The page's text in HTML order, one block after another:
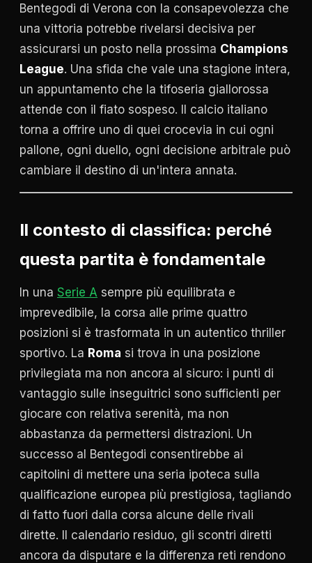
Bentegodi di Verona con la consapevolezza che
una vittoria potrebbe rivelarsi decisiva per
assicurarsi un posto nella prossima Champions
League. Una sfida che vale una stagione intera,
un appuntamento che la tifoseria giallorossa
attende con il fiato sospeso. Il calcio italiano
torna a offrire uno di quei crocevia in cui ogni
pallone, ogni duello, ogni decisione arbitrale può
cambiare il destino di un'intera annata.
Il contesto di classifica: perché
questa partita è fondamentale
In una Serie A sempre più equilibrata e
imprevedibile, la corsa alle prime quattro
posizioni si è trasformata in un autentico thriller
sportivo. La Roma si trova in una posizione
privilegiata ma non ancora al sicuro: i punti di
vantaggio sulle inseguitrici sono sufficienti per
giocare con relativa serenità, ma non
abbastanza da permettersi distrazioni. Un
successo al Bentegodi consentirebbe ai
capitolini di mettere una seria ipoteca sulla
qualificazione europea più prestigiosa, tagliando
di fatto fuori dalla corsa alcune delle rivali
dirette. Il calendario residuo, gli scontri diretti
ancora da disputare e la differenza reti rendono